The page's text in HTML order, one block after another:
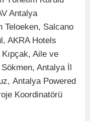
Antalya
Teloeken, Salcano
AKRA Hotels
Aile ve
Antalya İl
Antalya Powered
Koordinatörü